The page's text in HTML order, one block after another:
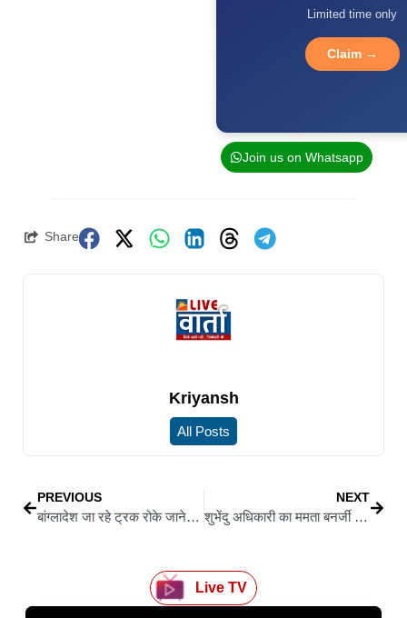
Limited time only
Claim →
Join us on Whatsapp
Share
Kriyansh
All Posts
PREVIOUS
बांग्लादेश जा रहे ट्रक रोके जाने से सीमावर्ती इलाके में तनाव
NEXT
शुभेंदु अधिकारी का ममता बनर्जी पर हमला, एसआईआर को लेकर लगाए गंभीर आरोप
Live TV